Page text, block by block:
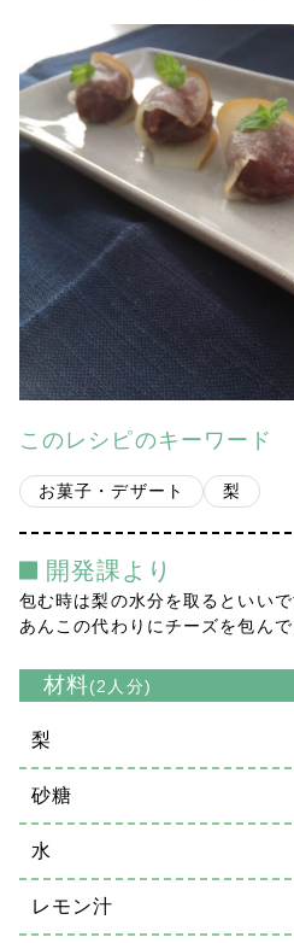
奨励金受託手数料
営業日カレンダー
会社案内
多摩青果便り
採用情報
アクセス
プライバシーポリシー
このレシピのキーワード
お菓子・デザート 梨
開発課より
包む時は梨の水分を取るといいで
あんこの代わりにチーズを包んで
材料(2人分)
梨
砂糖
水
レモン汁